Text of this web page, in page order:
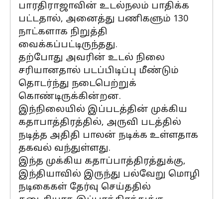
பாரதிராஜாவின் உடல்நலம் பாதிக்க
பட்டதால், அனைத்து பணிகளும் 130
நாட்களாக நிறுத்தி
வைக்கப்பட்டிருந்தது.
தற்போது அவரின் உடல் நிலை
சரியானதால் படப்பிடிப்பு மீண்டும்
தொடர்ந்து நடைபெற்றுக்
கொண்டிருக்கின்றன.
இந்நிலையில் இப்படத்தின் முக்கிய
கதாபாத்திரத்தில், அருவி படத்தில்
நடித்த அதிதி பாலன் நடிக்க உள்ளதாக
தகவல் வந்துள்ளது.
இந்த முக்கிய கதாப்பாத்திரத்துக்கு,
இந்தியாவில் இருந்து பல்வேறு மொழி
நடிகைகள் தேர்வு செய்ததில்